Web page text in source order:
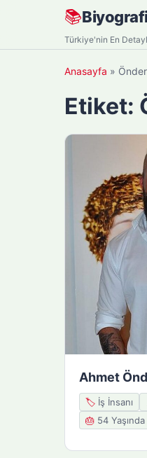
📚
Türkiye'nin En
Anasayfa »
Etiket:
Ahmet
🏷️ İş İnsanı
🎂 54 Yaşında